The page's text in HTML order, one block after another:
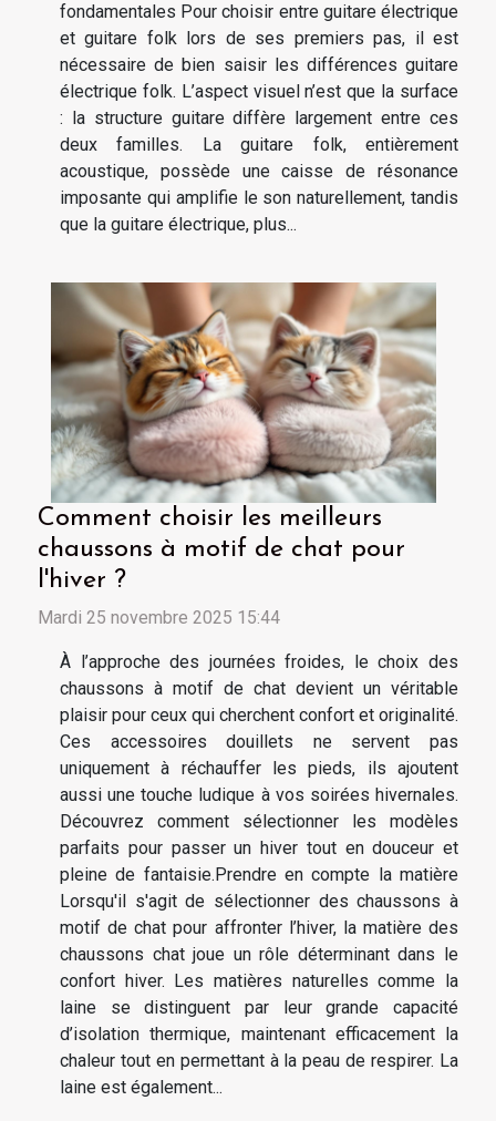
fondamentales Pour choisir entre guitare électrique
et guitare folk lors de ses premiers pas, il est
nécessaire de bien saisir les différences guitare
électrique folk. L’aspect visuel n’est que la surface
: la structure guitare diffère largement entre ces
deux familles. La guitare folk, entièrement
acoustique, possède une caisse de résonance
imposante qui amplifie le son naturellement, tandis
que la guitare électrique, plus...
Comment choisir les meilleurs
chaussons à motif de chat pour
l'hiver ?
Mardi 25 novembre 2025 15:44
À l’approche des journées froides, le choix des
chaussons à motif de chat devient un véritable
plaisir pour ceux qui cherchent confort et originalité.
Ces accessoires douillets ne servent pas
uniquement à réchauffer les pieds, ils ajoutent
aussi une touche ludique à vos soirées hivernales.
Découvrez comment sélectionner les modèles
parfaits pour passer un hiver tout en douceur et
pleine de fantaisie.Prendre en compte la matière
Lorsqu'il s'agit de sélectionner des chaussons à
motif de chat pour affronter l’hiver, la matière des
chaussons chat joue un rôle déterminant dans le
confort hiver. Les matières naturelles comme la
laine se distinguent par leur grande capacité
d’isolation thermique, maintenant efficacement la
chaleur tout en permettant à la peau de respirer. La
laine est également...